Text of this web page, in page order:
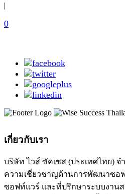
|
0
เกี่ยวกับเรา
บริษัท ไวส์ ซัคเซส (ประเทศไทย) จ
ความเชี่ยวชาญด้านการพัฒนาซอ
ซอฟท์แวร์ และที่ปรึกษาระบบงาน